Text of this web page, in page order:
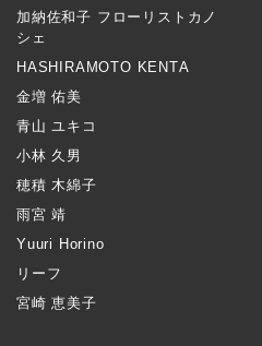
加納佐和子 フローリストカノ
シェ
HASHIRAMOTO KENTA
金増 佑美
青山 ユキコ
小林 久男
穂積 木綿子
雨宮 靖
Yuuri Horino
リーフ
宮崎 恵美子